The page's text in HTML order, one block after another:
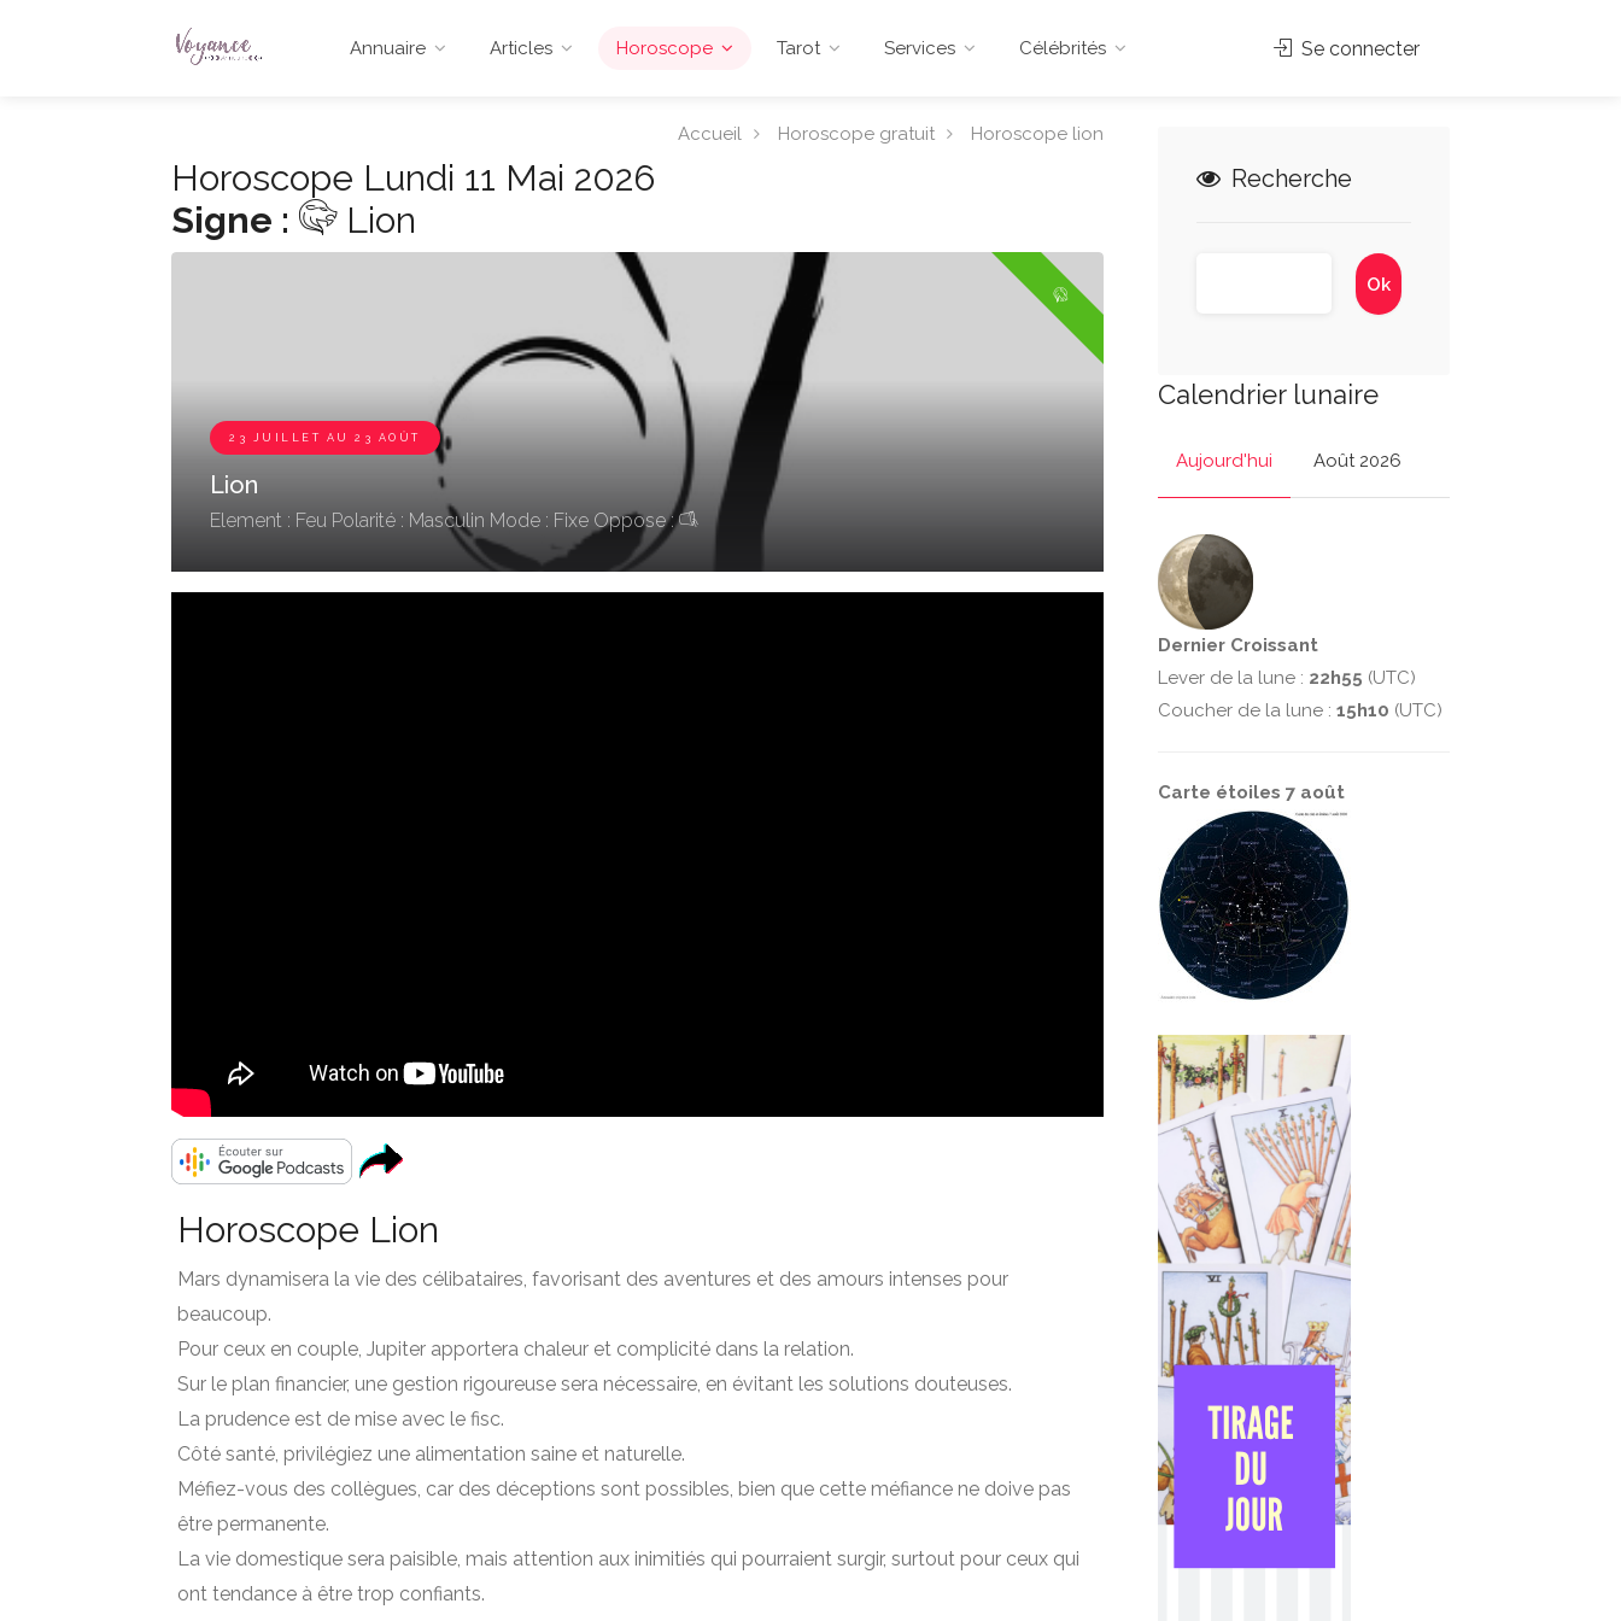
Annuaire Articles Horoscope Tarot Services Célébrités Se connecter
Accueil Horoscope gratuit Horoscope lion
Horoscope Lundi 11 Mai 2026
Signe :
Lion
23 JUILLET AU 23 AOÛT
Lion
Element : Feu Polarité : Masculin Mode : Fixe Oppose :
Horoscope Lion
Mars dynamisera la vie des célibataires, favorisant des aventures et des amours intenses pour
beaucoup.
Pour ceux en couple, Jupiter apportera chaleur et complicité dans la relation.
Sur le plan financier, une gestion rigoureuse sera nécessaire, en évitant les solutions douteuses.
La prudence est de mise avec le fisc.
Côté santé, privilégiez une alimentation saine et naturelle.
Méfiez-vous des collègues, car des déceptions sont possibles, bien que cette méfiance ne doive pas
être permanente.
La vie domestique sera paisible, mais attention aux inimitiés qui pourraient surgir, surtout pour ceux qui
ont tendance à être trop confiants.
Recherche
Calendrier lunaire
Aujourd'hui Août 2026
Dernier Croissant
Lever de la lune : 22h55 (UTC)
Coucher de la lune : 15h10 (UTC)
Carte étoiles 7 août